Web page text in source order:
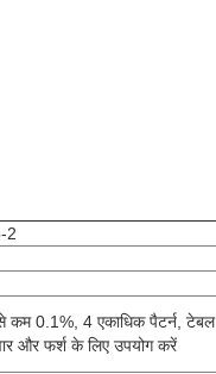
2
0.1%, 4 एकाधिक पैटर्न, टेबल
और फर्श के लिए उपयोग करें